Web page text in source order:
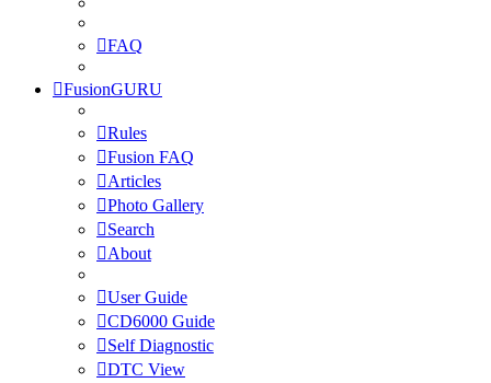
FAQ
FusionGURU
Rules
Fusion FAQ
Articles
Photo Gallery
Search
About
User Guide
CD6000 Guide
Self Diagnostic
DTC View